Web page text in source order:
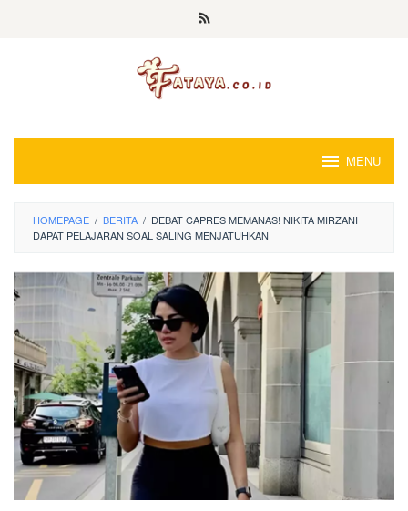
MENU
HOMEPAGE / BERITA / DEBAT CAPRES MEMANAS! NIKITA MIRZANI
DAPAT PELAJARAN SOAL SALING MENJATUHKAN